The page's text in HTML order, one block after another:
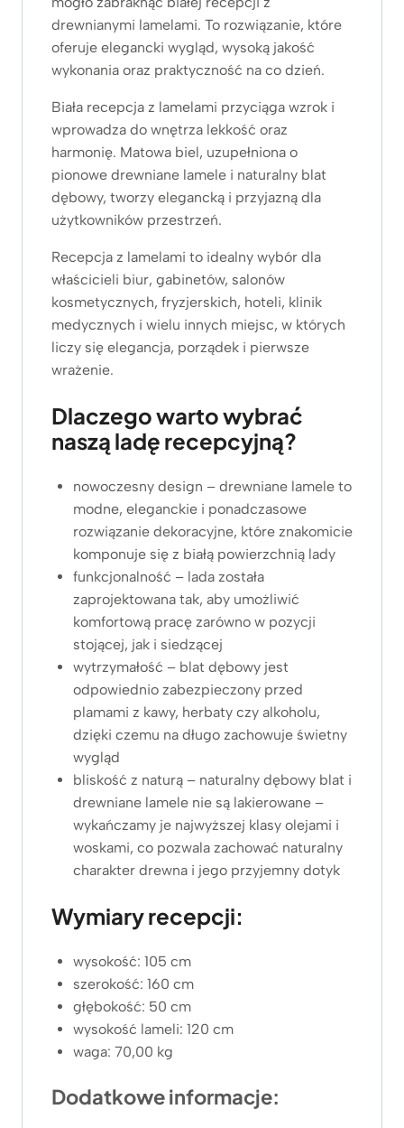
drewnianymi lamelami. To rozwiązanie, które
oferuje elegancki wygląd, wysoką jakość
wykonania oraz praktyczność na co dzień.
Biała recepcja z lamelami przyciąga wzrok i
wprowadza do wnętrza lekkość oraz
harmonię. Matowa biel, uzupełniona o
pionowe drewniane lamele i naturalny blat
dębowy, tworzy elegancką i przyjazną dla
użytkowników przestrzeń.
Recepcja z lamelami to idealny wybór dla
właścicieli biur, gabinetów, salonów
kosmetycznych, fryzjerskich, hoteli, klinik
medycznych i wielu innych miejsc, w których
liczy się elegancja, porządek i pierwsze
wrażenie.
Dlaczego warto wybrać
naszą ladę recepcyjną?
nowoczesny design – drewniane lamele to
modne, eleganckie i ponadczasowe
rozwiązanie dekoracyjne, które znakomicie
komponuje się z białą powierzchnią lady
funkcjonalność – lada została
zaprojektowana tak, aby umożliwić
komfortową pracę zarówno w pozycji
stojącej, jak i siedzącej
wytrzymałość – blat dębowy jest
odpowiednio zabezpieczony przed
plamami z kawy, herbaty czy alkoholu,
dzięki czemu na długo zachowuje świetny
wygląd
bliskość z naturą – naturalny dębowy blat i
drewniane lamele nie są lakierowane –
wykańczamy je najwyższej klasy olejami i
woskami, co pozwala zachować naturalny
charakter drewna i jego przyjemny dotyk
Wymiary recepcji:
wysokość: 105 cm
szerokość: 160 cm
głębokość: 50 cm
wysokość lameli: 120 cm
waga: 70,00 kg
Dodatkowe informacje: